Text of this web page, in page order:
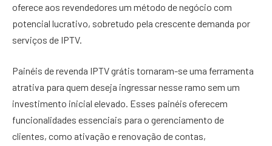
oferece aos revendedores um método de negócio com
potencial lucrativo, sobretudo pela crescente demanda por
serviços de IPTV.
Painéis de revenda IPTV grátis tornaram-se uma ferramenta
atrativa para quem deseja ingressar nesse ramo sem um
investimento inicial elevado. Esses painéis oferecem
funcionalidades essenciais para o gerenciamento de
clientes, como ativação e renovação de contas,